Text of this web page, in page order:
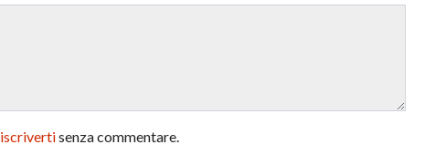
iscrivertisenza commentare.